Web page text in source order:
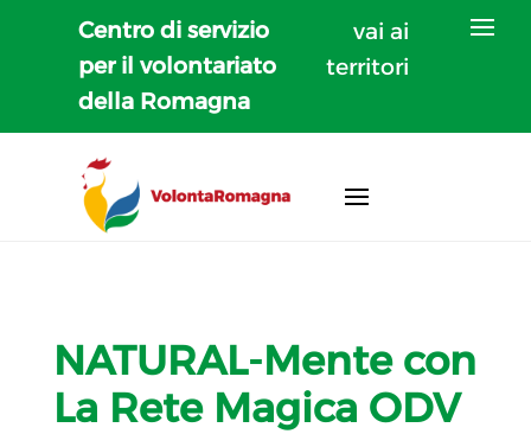
Centro di servizio
per il volontariato
della Romagna
vai ai
territori
NATURAL-Mente con
La Rete Magica ODV